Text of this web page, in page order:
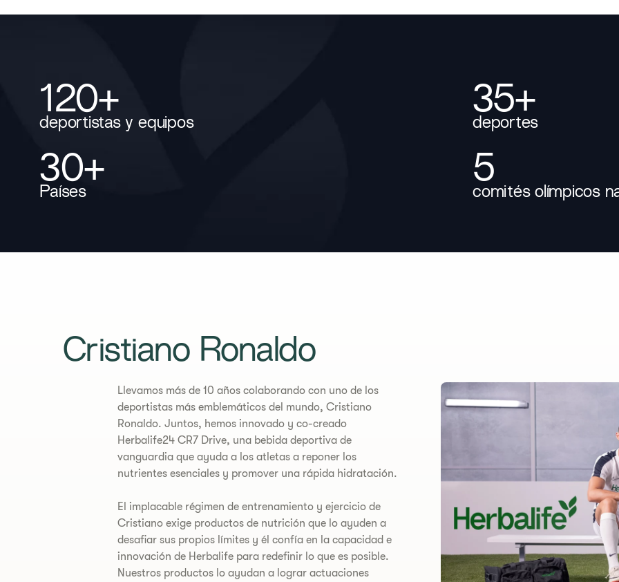
120+
deportistas y equipos
35+
deportes
30+
Países
5
comités olímpicos
Cristiano Ronaldo
​Llevamos más de 10 años colaborando con uno de los
deportistas más emblemáticos del mundo, Cristiano
Ronaldo. Juntos, hemos innovado y co-creado
Herbalife24 CR7 Drive, una bebida deportiva de
vanguardia que ayuda a los atletas a reponer los
nutrientes esenciales y promover una rápida hidratación.
El implacable régimen de entrenamiento y ejercicio de
Cristiano exige productos de nutrición que lo ayuden a
desafiar sus propios límites y él confía en la capacidad e
innovación de Herbalife para redefinir lo que es posible.
Nuestros productos lo ayudan a lograr actuaciones